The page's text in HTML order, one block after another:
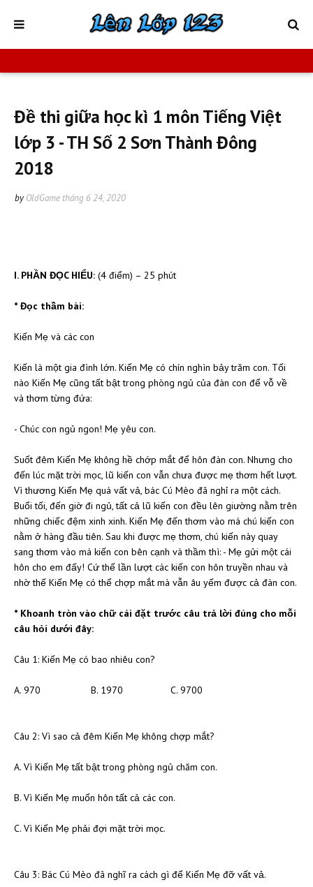
Đề thi giữa học kì 1 môn Tiếng Việt
lớp 3 - TH Số 2 Sơn Thành Đông
2018
by OldGame tháng 6 24, 2020
I. PHẦN ĐỌC HIỂU: (4 điểm) – 25 phút
* Đọc thầm bài:
Kiến Mẹ và các con
Kiến là một gia đình lớn. Kiến Mẹ có chín nghìn bảy trăm con. Tối
nào Kiến Mẹ cũng tất bật trong phòng ngủ của đàn con để vỗ về
và thơm từng đứa:
- Chúc con ngủ ngon! Mẹ yêu con.
Suốt đêm Kiến Mẹ không hề chớp mắt để hôn đàn con. Nhưng cho
đến lúc mặt trời mọc, lũ kiến con vẫn chưa được mẹ thơm hết lượt.
Vì thương Kiến Mẹ quá vất vả, bác Cú Mèo đã nghỉ ra một cách.
Buổi tối, đến giờ đi ngủ, tất cả lũ kiến con đều lên giường nằm trên
những chiếc đệm xinh xinh. Kiến Mẹ đến thơm vào má chú kiến con
nằm ở hàng đầu tiên. Sau khi được mẹ thơm, chú kiến này quay
sang thơm vào má kiến con bên cạnh và thầm thì: - Mẹ gửi một cái
hôn cho em đấy! Cứ thế lần lượt các kiến con hôn truyền nhau và
nhờ thế Kiến Mẹ có thể chợp mắt mà vẫn âu yếm được cả đàn con.
* Khoanh tròn vào chữ cái đặt trước câu trả lời đúng cho mỗi
câu hỏi dưới đây:
Câu 1: Kiến Mẹ có bao nhiêu con?
A. 970 B. 1970 C. 9700
Câu 2: Vì sao cả đêm Kiến Mẹ không chợp mắt?
A. Vì Kiến Mẹ tất bật trong phòng ngủ chăm con.
B. Vì Kiến Mẹ muốn hôn tất cả các con.
C. Vì Kiến Mẹ phải đợi mặt trời mọc.
Câu 3: Bác Cú Mèo đã nghĩ ra cách gì để Kiến Mẹ đỡ vất vả.